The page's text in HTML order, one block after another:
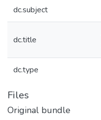
dc.subject
dc.title
dc.type
Files
Original bundle